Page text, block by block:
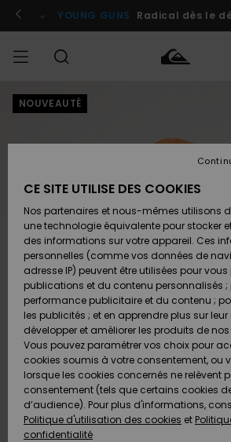
l'information
le
Se connecter / s'inscrire
YOUNG GUNS Radical dès le
HOMME
Chaussures
& Tongs
Surf
Snow
Nouveautés
Chaussures
& Tongs
Surf
Snow
Nouveautés
FEMME
A
Découvrir
Snow
SURF
Homme
Surf
Shop
Enfant
Highlights
Communauté
SNOW
Homme
Snow
Shop
Enfant
Snow
Shop
Femme
A
Découvrir
Communauté
OUTLET
Enfant
Outlet
Femme
AIDE &
CONTACT
Retours
Paiement
Carte
Cadeau
Quiksilver
Freedom
Protection
des
MAGASINS
NOUVEAUTÉ
CE SITE UTILISE DES COOKIES
Nos partenaires et nous-mêmes utilisons
une technologie équivalente pour stocker
des informations sur votre appareil. Ces
personnelles (comme vos données de
adresse IP) peuvent être utilisées pour vous
publications et du contenu personnalisés ;
performance publicitaire et du contenu ;
les publicités ; et en apprendre plus sur
développer et améliorer les produits de
Vous pouvez paramétrer vos choix pour
cookies soumis à votre consentement, ou
lorsque les cookies concernés ne relèvent
consentement (tels que certains cookies
d’audience). Pour plus d'informations,
Politique d'utilisation des cookies et
confidentialité